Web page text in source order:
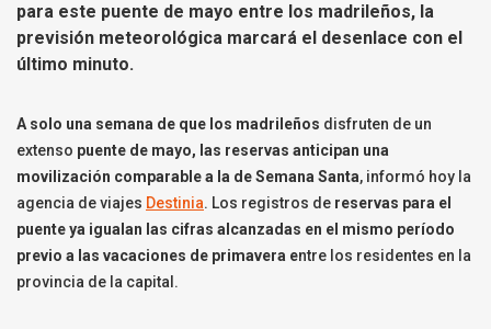
n
para este puente de mayo entre los madrileños, la
previsión meteorológica marcará el desenlace con el
último minuto.
A solo una semana de que los madrileños disfruten de un
extenso puente de mayo, las reservas anticipan una
movilización comparable a la de Semana Santa, informó hoy la
agencia de viajes Destinia. Los registros de reservas para el
puente ya igualan las cifras alcanzadas en el mismo período
previo a las vacaciones de primavera entre los residentes en la
provincia de la capital.